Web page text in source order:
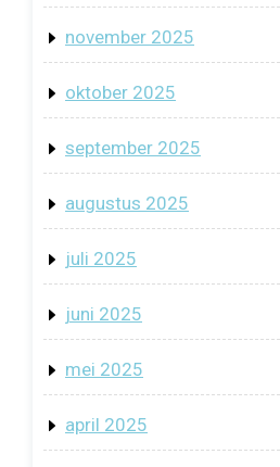
november 2025
oktober 2025
september 2025
augustus 2025
juli 2025
juni 2025
mei 2025
april 2025